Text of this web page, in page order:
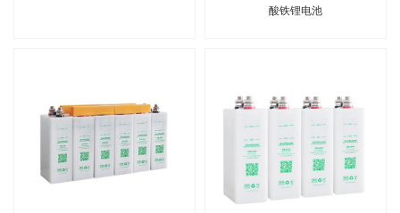
酸铁锂电池